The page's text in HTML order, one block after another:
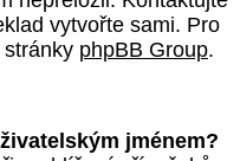
vytvořte sami. Pro
phpBB Group.
jménem?